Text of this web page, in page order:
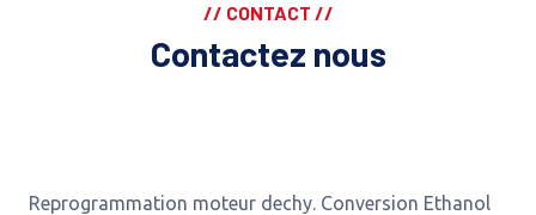
// CONTACT //
Contactez nous
Reprogrammation moteur dechy. Conversion Ethanol